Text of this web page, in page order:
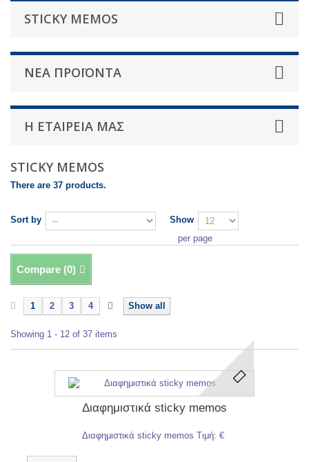
STICKY MEMOS
ΝΈΑ ΠΡΟΪΌΝΤΑ
Η ΕΤΑΙΡΕΊΑ ΜΑΣ
STICKY MEMOS
There are 37 products.
Sort by
Show
per page
Compare (0)
Show all
1 2 3 4
Showing 1 - 12 of 37 items
Διαφημιστικά sticky memos
Διαφημιστικά sticky memos Τιμή: €